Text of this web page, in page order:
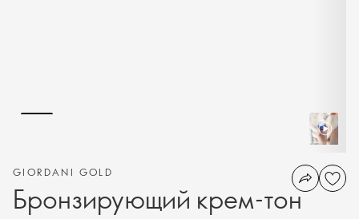
GIORDANI GOLD
Бронзирующий крем-тон